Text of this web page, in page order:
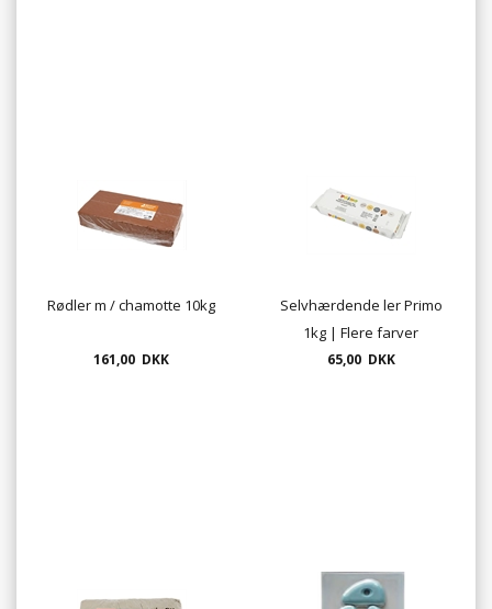
Rødler m / chamotte 10kg
161,00 DKK
Selvhærdende ler Primo
1kg | Flere farver
65,00 DKK